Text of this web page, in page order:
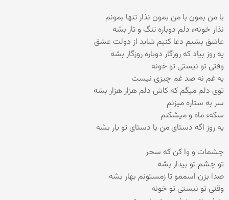
با من بمون با من بمون نذار تنها بمونم
نذار خونهء دلم دوباره تنگ و تار بشه
عاشق بشیم دعا کنیم شاید از دولت عشق
یه روز بیاد که روزگار دوباره روزگار بشه
وقتی تو نیستی تو خونه
یه غم نه صد غم چیزی نیست
توی دلم میگم که کاش دلم هزار هزار بشه
سر به ستاره میزنم
سکهء ماه و میشکنم
یه روز اگه دستای من با دستای تو یار بشه
چشمات و وا کن که سحر
تو چشم تو بیدار بشه
صدا بزن اسممو تا زمستونم بهار بشه
وقتی تو نیستی تو خونه